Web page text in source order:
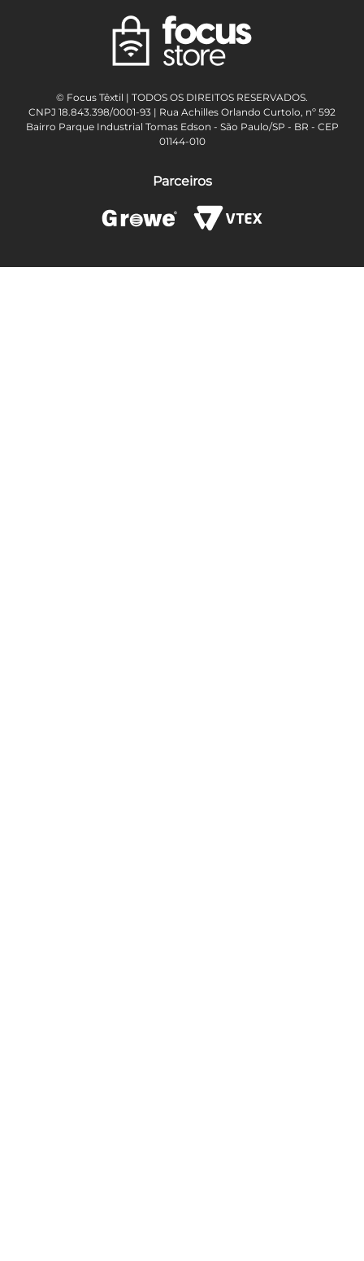
© Focus Têxtil | TODOS OS DIREITOS RESERVADOS.
CNPJ 18.843.398/0001-93 | Rua Achilles Orlando Curtolo, nº 592
Bairro Parque Industrial Tomas Edson - São Paulo/SP - BR - CEP
01144-010
Parceiros